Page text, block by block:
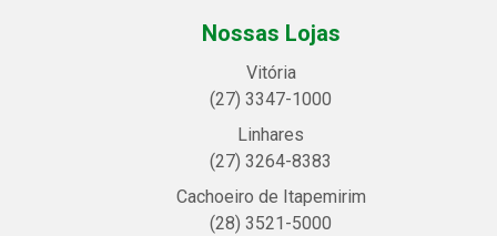
Nossas Lojas
Vitória
(27) 3347-1000
Linhares
(27) 3264-8383
Cachoeiro de Itapemirim
(28) 3521-5000